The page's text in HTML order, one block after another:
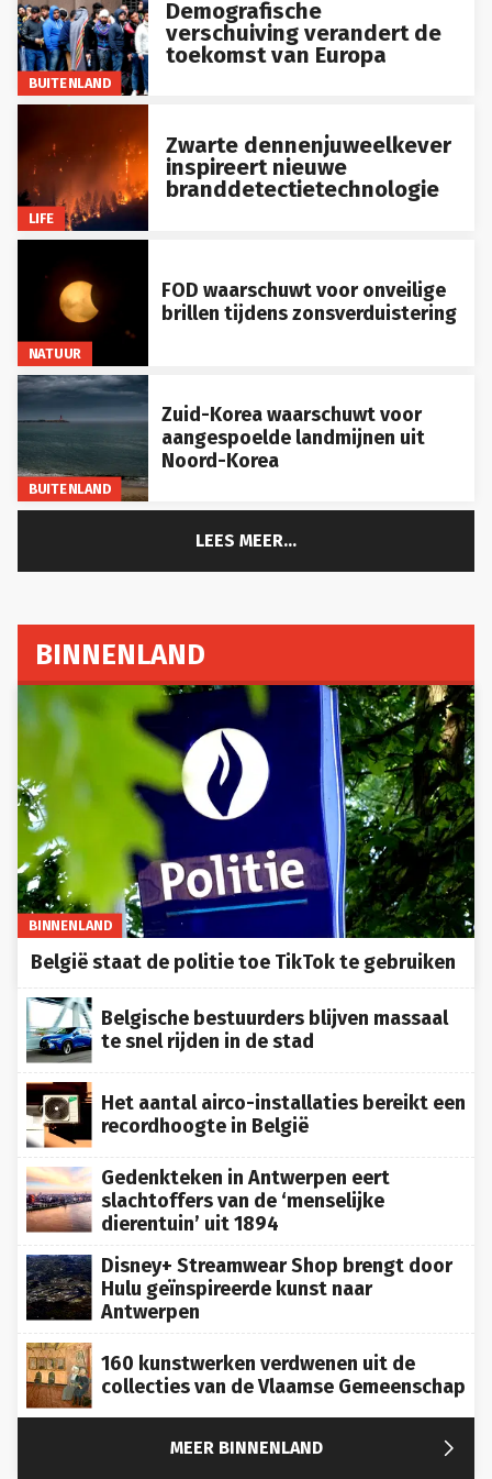
BUITENLAND
verschuiving verandert de
toekomst van Europa
LIFE
Zwarte dennenjuweelkever
inspireert nieuwe
branddetectietechnologie
brillen tijdens zonsverduistering
BUITENLAND
aangespoelde landmijnen uit
Noord-Korea
BINNENLAND
BINNENLAND
België staat de politie toe TikTok te gebruiken
te snel rijden in de stad
recordhoogte in België
slachtoffers van de ‘menselijke
dierentuin’ uit 1894
Hulu geïnspireerde kunst naar
Antwerpen
collecties van de Vlaamse Gemeenschap